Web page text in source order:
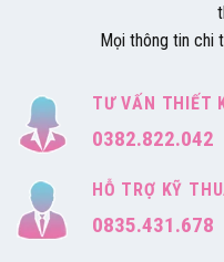
Mọi thông tin chi
TƯ VẤN THIẾT
0382.822.042
HỖ TRỢ KỸ
0835.431.678